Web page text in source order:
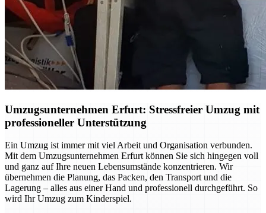
Umzugsunternehmen Erfurt: Stressfreier Umzug mit
professioneller Unterstützung
Ein Umzug ist immer mit viel Arbeit und Organisation verbunden.
Mit dem Umzugsunternehmen Erfurt können Sie sich hingegen voll
und ganz auf Ihre neuen Lebensumstände konzentrieren. Wir
übernehmen die Planung, das Packen, den Transport und die
Lagerung – alles aus einer Hand und professionell durchgeführt. So
wird Ihr Umzug zum Kinderspiel.